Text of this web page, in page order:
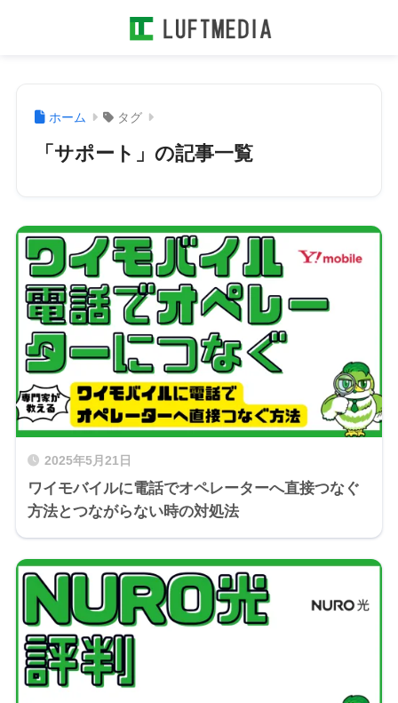
ホーム タグ
「サポート」の記事一覧
2025年5月21日
ワイモバイルに電話でオペレーターへ直接つなぐ
方法とつながらない時の対処法